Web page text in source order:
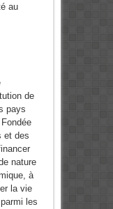
au
de
pays
et des
nature
à
la vie
les